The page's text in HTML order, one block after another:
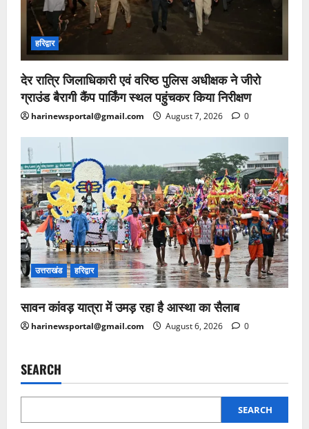
हरिद्वार
देर रात्रि जिलाधिकारी एवं वरिष्ठ पुलिस अधीक्षक ने जीरो
ग्राउंड बैरागी कैंप पार्किंग स्थल पहुंचकर किया निरीक्षण
harinewsportal@gmail.com August 7, 2026 0
उत्तराखंड हरिद्वार
सावन कांवड़ यात्रा में उमड़ रहा है आस्था का सैलाब
harinewsportal@gmail.com August 6, 2026 0
SEARCH
SEARCH